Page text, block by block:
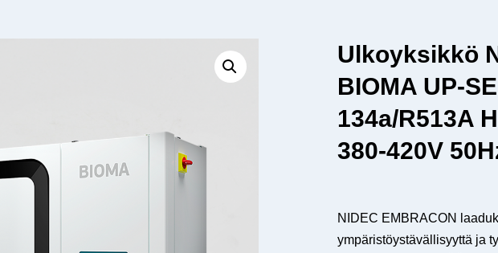
Ulkoyksikkö
BIOMA UP-
134a/R513A
380-420V
NIDEC EMBRACON
ympäristöystävällisyyttä ja